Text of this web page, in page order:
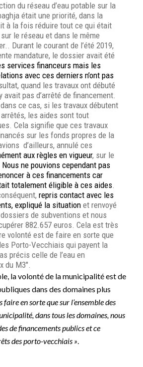
du réseau d’eau potable sur la
était une priorité, dans la
à la fois réduire tout ce qui était
le réseau et dans le même
Durant le courant de l’été 2019,
mandature, le dossier avait été
services financeurs mais les
avec ces derniers n’ont pas
quand les travaux ont débuté
avait pas d’arrêté de financement.
ce cas, si les travaux débutent
les aides sont tout
Cela signifie que ces travaux
sur les fonds propres de la
d’ailleurs, annulé ces
aux règles en vigueur, sur le
Nous ne pouvions cependant pas
à ces financements car
totalement éligible à ces aides.
repris contact avec les
expliqué la situation et renvoyé
de subventions et nous
882.657 euros. Cela est très
volonté est de faire en sorte que
Porto-Vecchiais qui payent la
précis celle de l’eau en
du M3″.
la volonté de la municipalité est de
dans des domaines plus
faire en sorte que sur l’ensemble des
dans tous les domaines, nous
de financements publics et ce
des porto-vecchiais ».